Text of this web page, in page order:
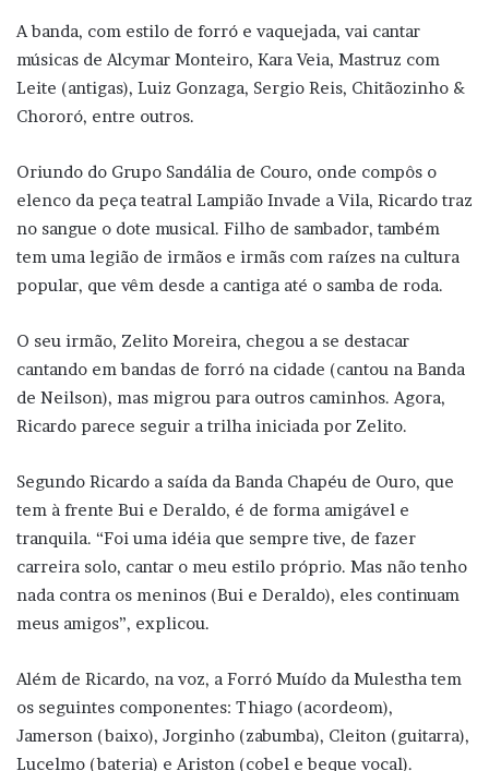
A banda, com estilo de forró e vaquejada, vai cantar
músicas de Alcymar Monteiro, Kara Veia, Mastruz com
Leite (antigas), Luiz Gonzaga, Sergio Reis, Chitãozinho &
Chororó, entre outros.
Oriundo do Grupo Sandália de Couro, onde compôs o
elenco da peça teatral Lampião Invade a Vila, Ricardo traz
no sangue o dote musical. Filho de sambador, também
tem uma legião de irmãos e irmãs com raízes na cultura
popular, que vêm desde a cantiga até o samba de roda.
O seu irmão, Zelito Moreira, chegou a se destacar
cantando em bandas de forró na cidade (cantou na Banda
de Neilson), mas migrou para outros caminhos. Agora,
Ricardo parece seguir a trilha iniciada por Zelito.
Segundo Ricardo a saída da Banda Chapéu de Ouro, que
tem à frente Bui e Deraldo, é de forma amigável e
tranquila. “Foi uma idéia que sempre tive, de fazer
carreira solo, cantar o meu estilo próprio. Mas não tenho
nada contra os meninos (Bui e Deraldo), eles continuam
meus amigos”, explicou.
Além de Ricardo, na voz, a Forró Muído da Mulestha tem
os seguintes componentes: Thiago (acordeom),
Jamerson (baixo), Jorginho (zabumba), Cleiton (guitarra),
Lucelmo (bateria) e Ariston (cobel e beque vocal).